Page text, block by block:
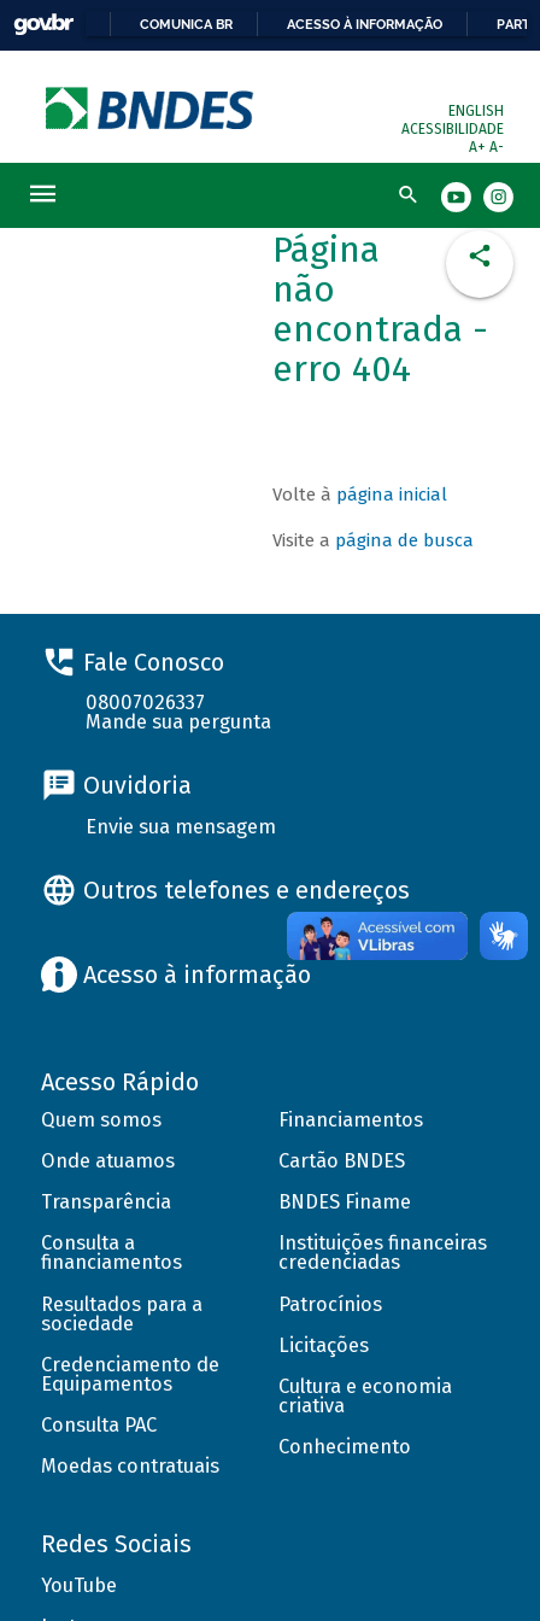
COMUNICA BR ACESSO À INFORMAÇÃO
ENGLISH
ACESSIBILIDADE
A+ A-
Busca
Página
não
encontrada -
erro 404
Volte à página inicial
Visite a página de busca
Fale Conosco
08007026337
Mande sua pergunta
Ouvidoria
Envie sua mensagem
Outros telefones e endereços
Acesso à informação
Acesso Rápido
Quem somos
Onde atuamos
Transparência
Consulta a
financiamentos
Resultados para a
sociedade
Credenciamento de
Equipamentos
Consulta PAC
Moedas contratuais
Financiamentos
Cartão BNDES
BNDES Finame
Instituições financeiras
credenciadas
Patrocínios
Licitações
Cultura e economia
criativa
Conhecimento
Redes Sociais
YouTube